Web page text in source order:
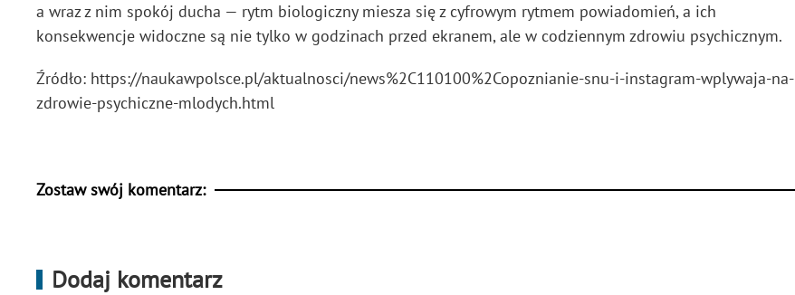
a wraz z nim spokój ducha — rytm biologiczny miesza się z cyfrowym rytmem powiadomień, a ich
konsekwencje widoczne są nie tylko w godzinach przed ekranem, ale w codziennym zdrowiu psychicznym.
Źródło: https://naukawpolsce.pl/aktualnosci/news%2C110100%2Copoznianie-snu-i-instagram-wplywaja-na-
zdrowie-psychiczne-mlodych.html
Zostaw swój komentarz:
Dodaj komentarz